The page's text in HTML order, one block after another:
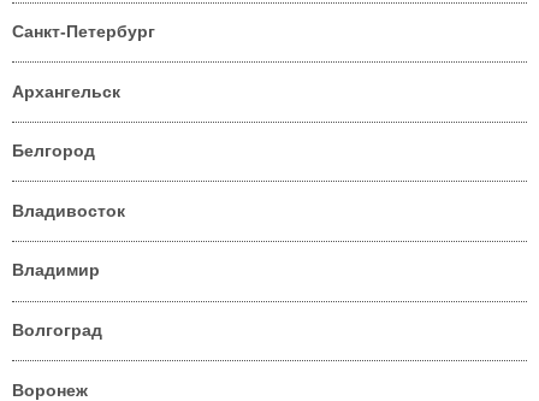
Санкт-Петербург
Архангельск
Белгород
Владивосток
Владимир
Волгоград
Воронеж